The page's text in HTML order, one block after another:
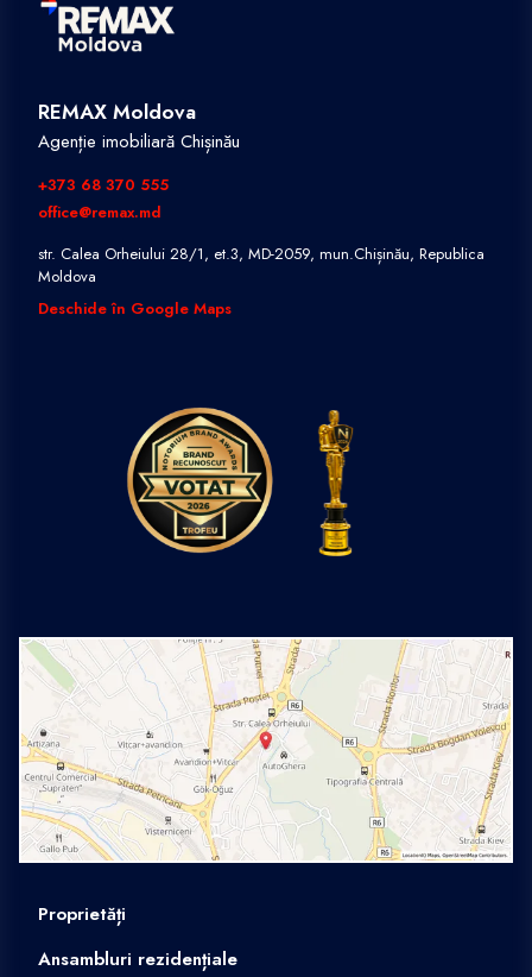
REMAX Moldova
Agenție imobiliară Chișinău
+373 68 370 555
office@remax.md
str. Calea Orheiului 28/1, et.3, MD-2059, mun.Chișinău, Republica
Moldova
Deschide în Google Maps
Proprietăți
Ansambluri rezidențiale